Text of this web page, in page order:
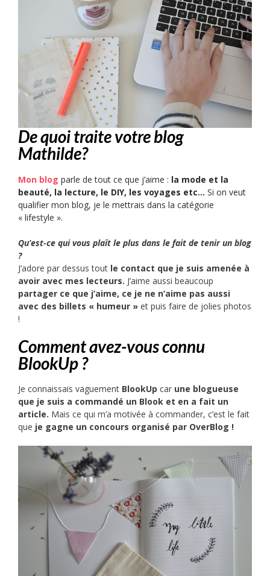
De quoi traite votre blog
Mathilde?
Mon blog parle de tout ce que j’aime : la mode et la
beauté, la lecture, le DIY, les voyages etc… Si on veut
qualifier mon blog, je le mettrais dans la catégorie
« lifestyle ».
Qu’est-ce qui vous plaît le plus dans le fait de tenir un blog
?
J’adore par dessus tout le contact que je suis amenée à
avoir avec mes lecteurs. J’aime aussi beaucoup
partager ce que j’aime, ce je ne n’aime pas aussi
avec des billets « humeur » et puis faire de jolies photos
!
Comment avez-vous connu
BlookUp ?
Je connaissais vaguement BlookUp car une blogueuse
que je suis a commandé un Blook et en a fait un
article. Mais ce qui m’a motivée à commander, c’est le fait
que je gagne un concours organisé par OverBlog !